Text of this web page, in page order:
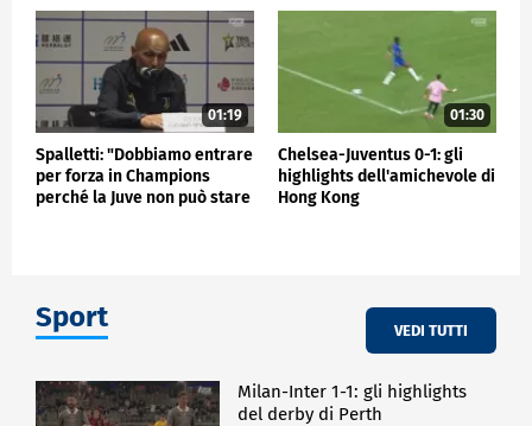
01:19
Spalletti: "Dobbiamo entrare
per forza in Champions
perché la Juve non può stare
01:30
Chelsea-Juventus 0-1: gli
highlights dell'amichevole di
Hong Kong
Sport VEDI TUTTI
Milan-Inter 1-1: gli highlights
del derby di Perth